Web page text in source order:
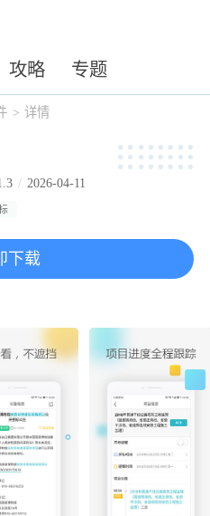
攻略 专题
详情
2026-04-11
下载